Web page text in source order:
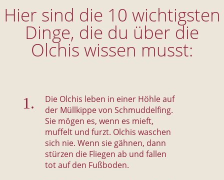
Hier sind die 10 wichtigsten
Dinge, die du über die
Olchis wissen musst:
Die Olchis leben in einer Höhle auf
der Müllkippe von Schmuddelfing.
Sie mögen es, wenn es mieft,
muffelt und furzt. Olchis waschen
sich nie. Wenn sie gähnen, dann
stürzen die Fliegen ab und fallen
tot auf den Fußboden.